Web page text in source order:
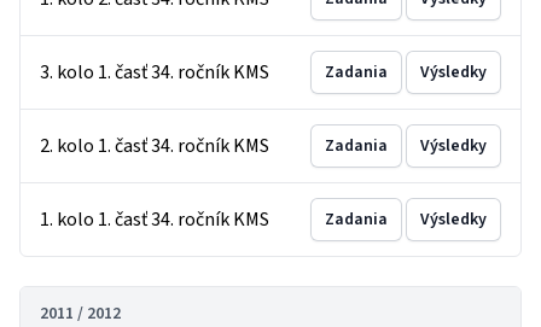
3. kolo 1. časť 34. ročník KMS Zadania Výsledky
2. kolo 1. časť 34. ročník KMS Zadania Výsledky
1. kolo 1. časť 34. ročník KMS Zadania Výsledky
2011 / 2012